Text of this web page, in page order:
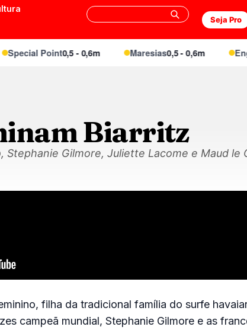
Seja Pro
Special Point0,5 - 0,6m Maresias0,5 - 0,6m
Biarritz
Stephanie Gilmore, Juliette Lacome e Maud le
filha da tradicional família do surfe
campeã mundial, Stephanie Gilmore e as